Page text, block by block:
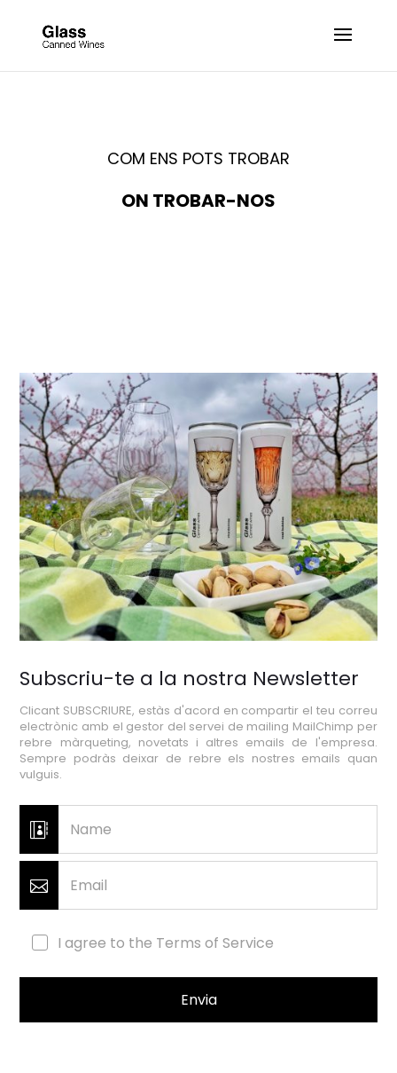
COM ENS POTS TROBAR
ON TROBAR-NOS
Subscriu-te a la nostra Newsletter
Clicant SUBSCRIURE, estàs d'acord en compartir el teu correu
electrònic amb el gestor del servei de mailing MailChimp per
rebre màrqueting, novetats i altres emails de l'empresa.
Sempre podràs deixar de rebre els nostres emails quan
vulguis.
Name
Email
I agree to the Terms of Service
Envia